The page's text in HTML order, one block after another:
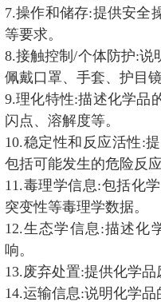
7.操作和储存:提供安全
等要求。
8.接触控制/个体防护:说
佩戴口罩、手套、护目镜
9.理化特性:描述化学品
闪点、溶解度等。
10.稳定性和反应活性:
包括可能发生的危险反应
11.毒理学信息:包括化
突变性等毒理学数据。
12.生态学信息:描述化
响。
13.废弃处置:提供化学
14.运输信息:说明化学